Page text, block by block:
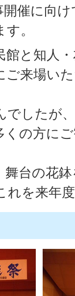
催に向
。
館と知人
ご来場い
でしたが
くの方に
舞台の花
れを来年